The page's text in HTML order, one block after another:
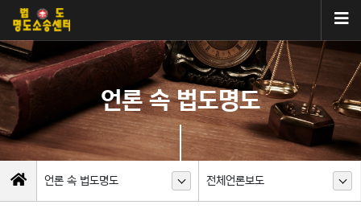
언론 속 법도명도
언론 속 법도명도 전체언론보도